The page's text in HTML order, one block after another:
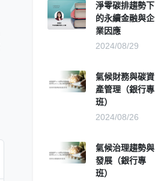
淨零碳排趨勢下
的永續金融與企
業因應
2024/08/29
氣候財務與碳資
產管理（銀行專
班）
2024/08/26
氣候治理趨勢與
發展（銀行專
班）